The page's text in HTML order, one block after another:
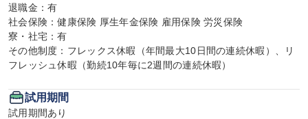
退職金：有
社会保険：健康保険 厚生年金保険 雇用保険 労災保険
寮・社宅：有
その他制度：フレックス休暇（年間最大10日間の連続休暇）、リ
フレッシュ休暇（勤続10年毎に2週間の連続休暇）
試用期間
試用期間あり